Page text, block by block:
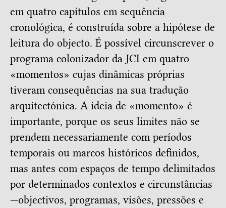
em quatro capítulos em sequência
cronológica, é construída sobre a hipótese de
leitura do objecto. É possível circunscrever o
programa colonizador da JCI em quatro
«momentos» cujas dinâmicas próprias
tiveram consequências na sua tradução
arquitectónica. A ideia de «momento» é
importante, porque os seus limites não se
prendem necessariamente com períodos
temporais ou marcos históricos definidos,
mas antes com espaços de tempo delimitados
por determinados contextos e circunstâncias
—objectivos, programas, visões, pressões e